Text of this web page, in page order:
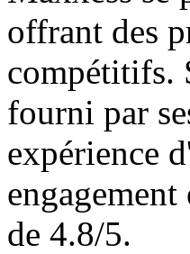
offrant des
compétitifs.
fourni par
expérience
de 4.8/5.